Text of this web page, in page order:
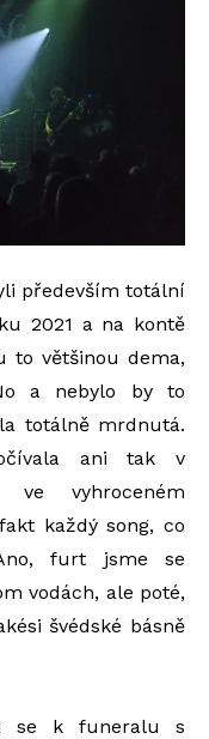
především totální
2021 a na kontě
to většinou dema,
a nebylo by to
totálně mrdnutá.
ani tak v
ve vyhroceném
každý song, co
furt jsme se
vodách, ale poté,
švédské básně
se k funeralu s